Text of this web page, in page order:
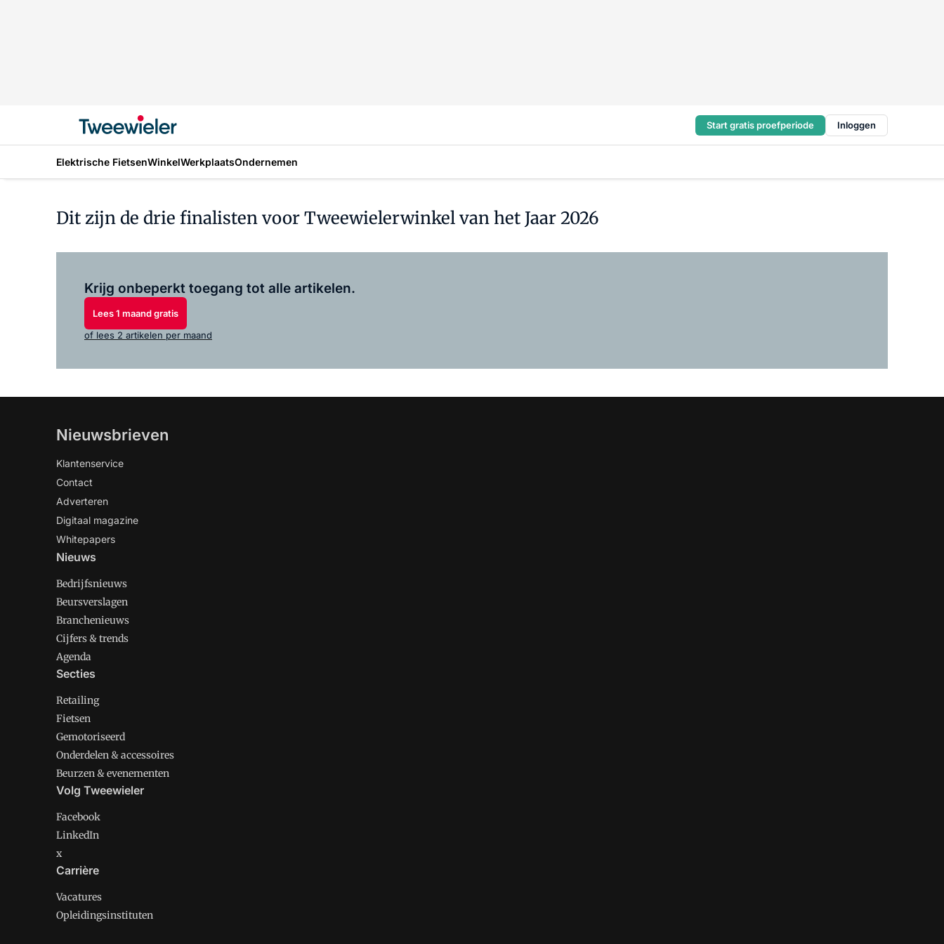
Start gratis proefperiode Inloggen
Elektrische FietsenWinkelWerkplaatsOndernemen
Dit zijn de drie finalisten voor Tweewielerwinkel van het Jaar 2026
Krijg onbeperkt toegang tot alle artikelen.
Lees 1 maand gratis
of lees 2 artikelen per maand
Nieuwsbrieven
Klantenservice
Contact
Adverteren
Digitaal magazine
Whitepapers
Nieuws
Bedrijfsnieuws
Beursverslagen
Branchenieuws
Cijfers & trends
Agenda
Secties
Retailing
Fietsen
Gemotoriseerd
Onderdelen & accessoires
Beurzen & evenementen
Volg Tweewieler
Facebook
LinkedIn
x
Carrière
Vacatures
Opleidingsinstituten